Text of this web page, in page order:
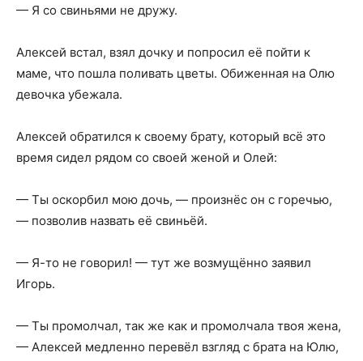
— Я со свиньями не дружу.
Алексей встал, взял дочку и попросил её пойти к
маме, что пошла поливать цветы. Обиженная на Олю
девочка убежала.
Алексей обратился к своему брату, который всё это
время сидел рядом со своей женой и Олей:
— Ты оскорбил мою дочь, — произнёс он с горечью,
— позволив назвать её свиньёй.
— Я-то не говорил! — тут же возмущённо заявил
Игорь.
— Ты промолчал, так же как и промолчала твоя жена,
— Алексей медленно перевёл взгляд с брата на Юлю,